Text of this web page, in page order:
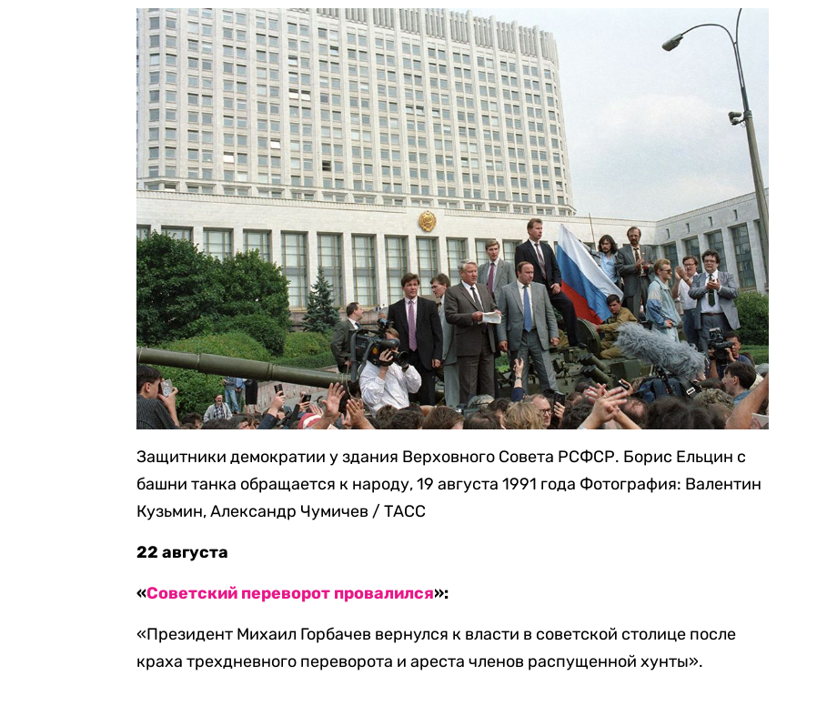
Защитники демократии у здания Верховного Совета РСФСР. Борис Ельцин с
башни танка обращается к народу, 19 августа 1991 года Фотография: Валентин
Кузьмин, Александр Чумичев / ТАСС
22 августа
«Советский переворот провалился»:
«Президент Михаил Горбачев вернулся к власти в советской столице после
краха трехдневного переворота и ареста членов распущенной хунты».